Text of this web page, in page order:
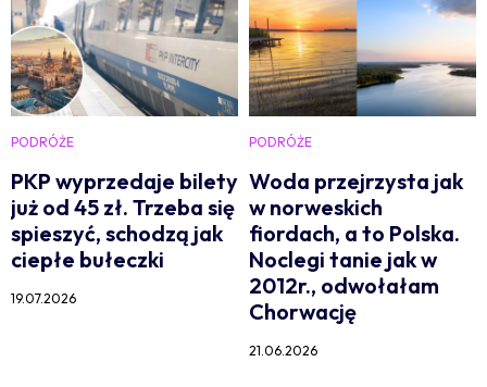
PODRÓŻE
PKP wyprzedaje bilety
już od 45 zł. Trzeba się
spieszyć, schodzą jak
ciepłe bułeczki
19.07.2026
PODRÓŻE
Woda przejrzysta jak
w norweskich
fiordach, a to Polska.
Noclegi tanie jak w
2012r., odwołałam
Chorwację
21.06.2026